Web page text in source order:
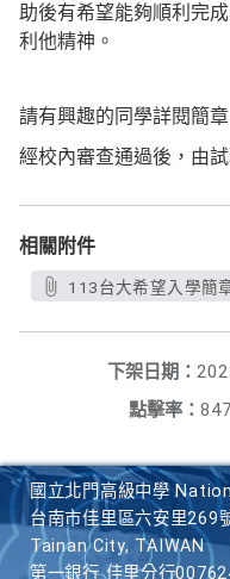
助後有希望能夠順利完
利他精神。
請有興趣的同學詳閱簡
經校內審查通過後，由
相關附件
113台大希望入學簡
下架日期：
點擊率： 847
國立北門高級中學
台南市佳里區六安里
Tainan City, TAIWAN
第一銀行 佳里分行